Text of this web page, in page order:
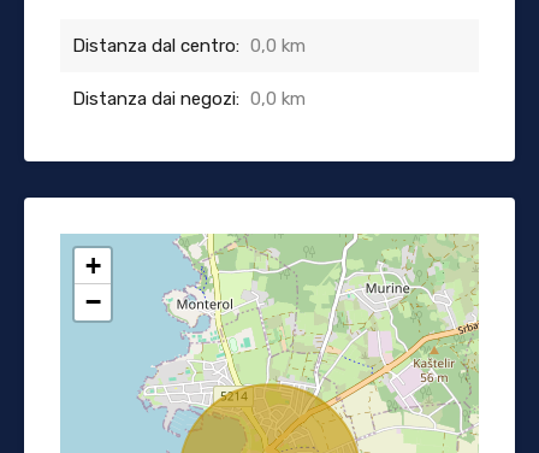
Distanza dal centro: 0,0 km
Distanza dai negozi: 0,0 km
+
−